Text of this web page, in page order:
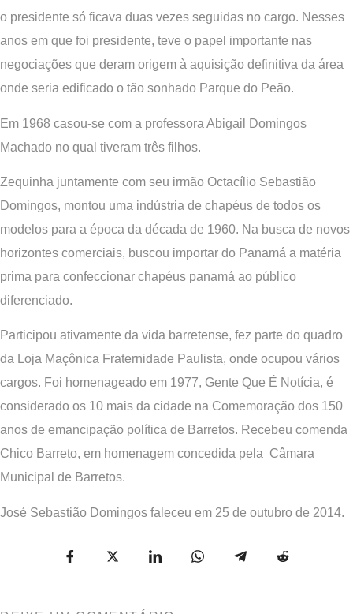
o presidente só ficava duas vezes seguidas no cargo. Nesses
anos em que foi presidente, teve o papel importante nas
negociações que deram origem à aquisição definitiva da área
onde seria edificado o tão sonhado Parque do Peão.
Em 1968 casou-se com a professora Abigail Domingos
Machado no qual tiveram três filhos.
Zequinha juntamente com seu irmão Octacílio Sebastião
Domingos, montou uma indústria de chapéus de todos os
modelos para a época da década de 1960. Na busca de novos
horizontes comerciais, buscou importar do Panamá a matéria
prima para confeccionar chapéus panamá ao público
diferenciado.
Participou ativamente da vida barretense, fez parte do quadro
da Loja Maçônica Fraternidade Paulista, onde ocupou vários
cargos. Foi homenageado em 1977, Gente Que É Notícia, é
considerado os 10 mais da cidade na Comemoração dos 150
anos de emancipação política de Barretos. Recebeu comenda
Chico Barreto, em homenagem concedida pela Câmara
Municipal de Barretos.
José Sebastião Domingos faleceu em 25 de outubro de 2014.